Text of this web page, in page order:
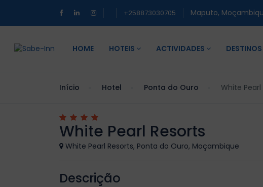
+258873030705 Maputo,
HOME HOTEIS ACTIVIDADES DESTINOS
Início Hotel Ponta do Ouro White Pearl
White Pearl Resorts
White Pearl Resorts, Ponta do Ouro, Moçambique
Descrição